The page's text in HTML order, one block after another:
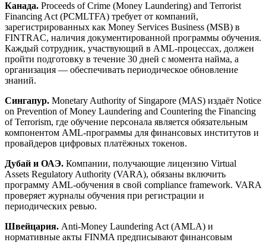
Канада. Proceeds of Crime (Money Laundering) and Terrorist
Financing Act (PCMLTFA) требует от компаний,
зарегистрированных как Money Services Business (MSB) в
FINTRAC, наличия документированной программы обучения.
Каждый сотрудник, участвующий в AML-процессах, должен
пройти подготовку в течение 30 дней с момента найма, а
организация — обеспечивать периодическое обновление
знаний.
Сингапур. Monetary Authority of Singapore (MAS) издаёт Notice
on Prevention of Money Laundering and Countering the Financing
of Terrorism, где обучение персонала является обязательным
компонентом AML-программы для финансовых институтов и
провайдеров цифровых платёжных токенов.
Дубай и ОАЭ. Компании, получающие лицензию Virtual
Assets Regulatory Authority (VARA), обязаны включить
программу AML-обучения в свой compliance framework. VARA
проверяет журналы обучения при регистрации и
периодических ревью.
Швейцария. Anti-Money Laundering Act (AMLA) и
нормативные акты FINMA предписывают финансовым